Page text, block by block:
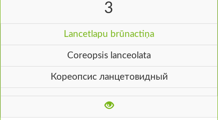
3
Lancetlapu brūnactiņa
Coreopsis lanceolata
Кореопсис ланцетовидный